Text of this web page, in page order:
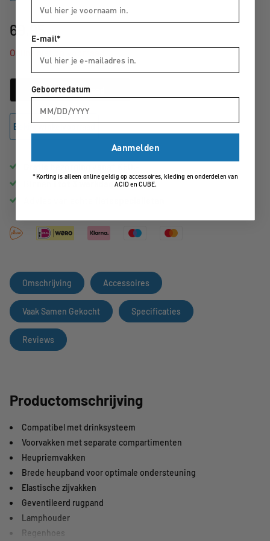
69,95
Online niet op voorraad
E-mail bij voorraad
Bekijk winkelvoorraad
1 tot 3 werkdagenin huis
Omschrijving Accessoires
Vaak Samen Gekocht Specificaties
Reviews
Productomschrijving
Compatibel met drinksysteem
Voorvakken met separate compartimenten
Heupriemvakken
Brede heupband voor optimale ondersteuning
Elastische zijvakken
Geventileerd rugpand
Lamphouder
Regenhoes
E-mail*
Geboortedatum
Aanmelden
*Korting is alleen online geldig op accessoires, kleding en onderdelen van
ACID en CUBE.